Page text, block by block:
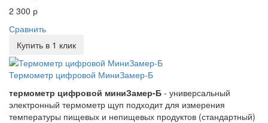
2 300 р
Сравнить
Купить в 1 клик
Термометр цифровой МиниЗамер-Б
термометр цифровой миниЗамер-Б - универсальный
электронный термометр щуп подходит для измерения
температуры пищевых и непищевых продуктов (стандартный)